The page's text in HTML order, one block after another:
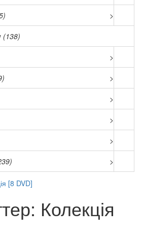
>
(138)
>
>
>
>
>
>
Колекція